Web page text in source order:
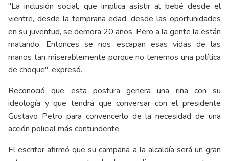
"La inclusión social, que implica asistir al bebé desde el
vientre, desde la temprana edad, desde las oportunidades
en su juventud, se demora 20 años. Pero a la gente la están
matando. Entonces se nos escapan esas vidas de las
manos tan miserablemente porque no tenemos una política
de choque", expresó.
Reconoció que esta postura genera una riña con su
ideología y que tendrá que conversar con el presidente
Gustavo Petro para convencerlo de la necesidad de una
acción policial más contundente.
El escritor afirmó que su campaña a la alcaldía será un gran